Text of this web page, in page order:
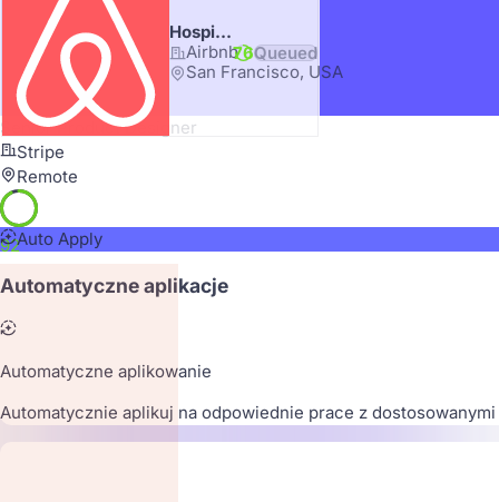
Hospitality Operations Lead
Airbnb
San Francisco, USA
76Queued
Senior Product Designer
Stripe
Remote
92Auto Apply
Automatyczne aplikacje
Automatyczne aplikowanie
Automatycznie aplikuj na odpowiednie prace z